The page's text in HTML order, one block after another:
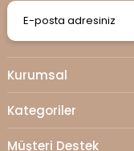
Kurumsal
Kategoriler
Müşteri Destek